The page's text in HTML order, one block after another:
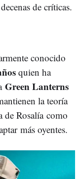
de críticas.
conocido
quien ha
Green Lanterns
la teoría
de Rosalía como
más oyentes.